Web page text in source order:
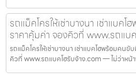
รถแม็คโครให้เช่าบางนา เช่าแบค
ราคาคุ้มค่า จองคิวที่ www.รถแบ
รถแม็คโครให้เช่าบางนา เช่าแบคโฮพร้อมคน
คิวที่ www.รถแบคโฮรับจ้าง.com — ไม่ว่าหน้